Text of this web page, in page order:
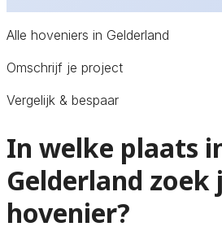
Alle hoveniers in Gelderland
Omschrijf je project
Vergelijk & bespaar
In welke plaats
Gelderland zoek
hovenier?